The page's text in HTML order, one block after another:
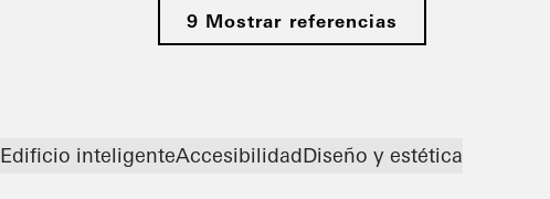
9 Mostrar referencias
Edificio inteligenteAccesibilidadDiseño y estética